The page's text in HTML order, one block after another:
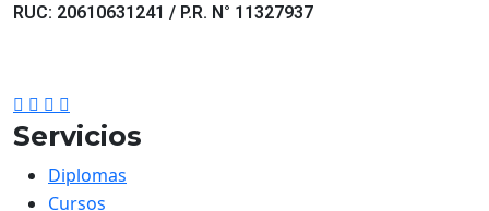
RUC: 20610631241 / P.R. N° 11327937
Servicios
Diplomas
Cursos